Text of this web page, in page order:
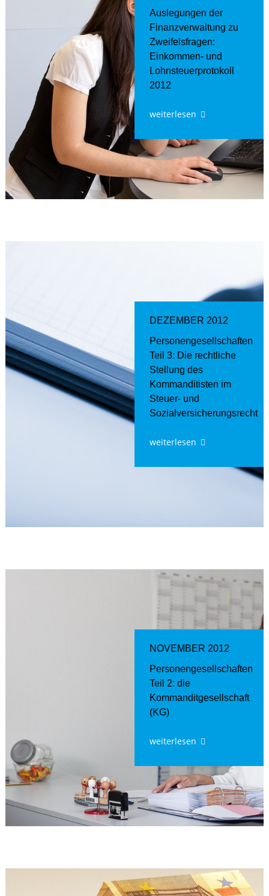
Auslegungen der
Finanzverwaltung zu
Zweifelsfragen:
Einkommen- und
Lohnsteuerprotokoll
2012
weiterlesen
DEZEMBER 2012
Personengesellschaften
Teil 3: Die rechtliche
Stellung des
Kommanditisten im
Steuer- und
Sozialversicherungsrecht
weiterlesen
NOVEMBER 2012
Personengesellschaften
Teil 2: die
Kommanditgesellschaft
(KG)
weiterlesen